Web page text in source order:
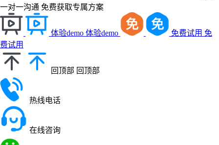
一对一沟通 免费获取专属方案
体验demo 体验demo 免费试用 免
费试用
回顶部 回顶部
热线电话
在线咨询